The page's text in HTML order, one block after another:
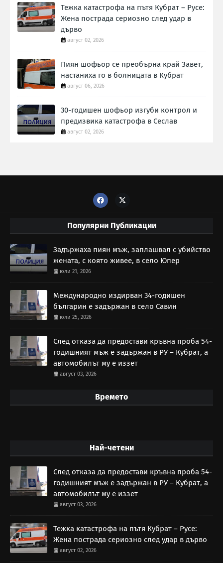
Тежка катастрофа на пътя Кубрат – Русе:
Жена пострада сериозно след удар в
дърво
август 02, 2026
Пиян шофьор се преобърна край Завет,
настаниха го в болницата в Кубрат
август 06, 2026
30-годишен шофьор изгуби контрол и
предизвика катастрофа в Сеслав
август 02, 2026
Популярни Публикации
Задържаха пиян мъж, заплашвал с убийство
жената, с която живее, в село Юпер
юли 21, 2026
Международно издирван 34-годишен
българин е задържан в село Савин
юли 25, 2026
След отказа да предостави кръвна проба 54-
годишният мъж е задържан в РУ – Кубрат, а
автомобилът му е иззет
август 03, 2026
Времето
Най-четени
След отказа да предостави кръвна проба 54-
годишният мъж е задържан в РУ – Кубрат, а
автомобилът му е иззет
август 03, 2026
Тежка катастрофа на пътя Кубрат – Русе:
Жена пострада сериозно след удар в дърво
август 02, 2026